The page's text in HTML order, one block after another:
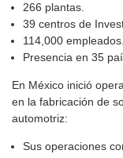
266 plantas.
39 centros de
114,000 empleados.
Presencia en 35
En México inició
en la fabricación de
automotriz:
Sus operaciones